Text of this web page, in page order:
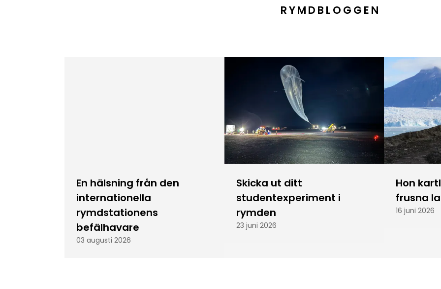
RYMDBLOGGEN
En hälsning från den
internationella
rymdstationens
befälhavare
03 augusti 2026
Skicka ut ditt
studentexperiment i
rymden
23 juni 2026
Hon
frusna
16 juni 2026